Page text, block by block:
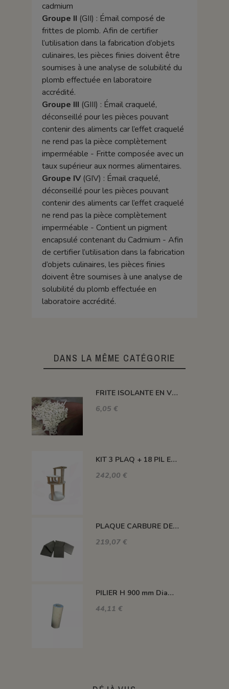
cadmium
Groupe II (GII) : Émail composé de
frittes de plomb. Afin de certifier
l’utilisation dans la fabrication d’objets
culinaires, les pièces finies doivent être
soumises à une analyse de solubilité du
plomb effectuée en laboratoire
accrédité.
Groupe III (GIII) : Émail craquelé,
déconseillé pour les pièces pouvant
contenir des aliments car l’effet craquelé
ne rend pas la pièce complètement
imperméable - Fritte composée avec un
taux supérieur aux normes alimentaires.
Groupe IV(GIV) : Émail craquelé,
déconseillé pour les pièces pouvant
contenir des aliments car l’effet craquelé
ne rend pas la pièce complètement
imperméable - Contient un pigment
encapsulé contenant du Cadmium - Afin
de certifier l’utilisation dans la fabrication
d’objets culinaires, les pièces finies
doivent être soumises à une analyse de
solubilité du plomb effectuée en
laboratoire accrédité.
DANS LA MÊME CATÉGORIE
FRITE ISOLANTE EN VRAC
6,05 €
KIT 3 PLAQ + 18 PIL ENCAS +3 PIL H100 MM +3 PIL H300 MM - KEOS 160L
242,00 €
PLAQUE CARBURE DE SILICIUM 1400°C MAXI 420*420*22 MM
219,07 €
PILIER H 900 mm Diam.80 mm 1350°C
44,11 €